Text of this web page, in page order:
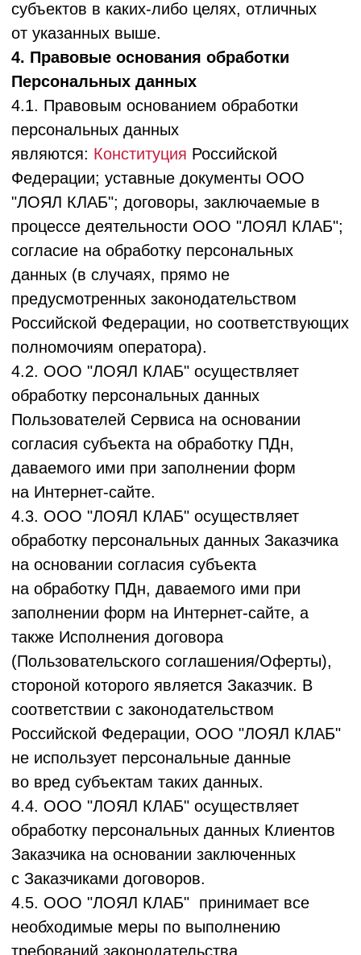
при невозможности устранения ООО "ЛОЯЛ
КЛАБ" допущенных нарушений
установленного законом порядка обработки
персональных данных, отзыве согласия
на обработку субъектом персональных
данных, если иное не предусмотрено
5.4. ООО "ЛОЯЛ КЛАБ" не раскрывает
третьим лицам и не распространяет
субъекта ПДн, если иное не предусмотрено
законодательством.
5.5. ООО "ЛОЯЛ КЛАБ" осуществляет
следующие действия с персональными
данными:
- в отношении ПДн клиентов Заказчика:
хранение, уточнение (обновление,
изменение), извлечение, использование,
передачу (предоставление доступа),
блокирование, удаление, уничтожение ПДн;
5.6. ООО "ЛОЯЛ КЛАБ" обеспечивает
конфиденциальность обрабатываемых
им персональных данных. Обеспечение
конфиденциальности не требуется
в отношении:
- персональных данных после
их обезличивания;
- персональных данных, разрешенных
субъектом персональных данных для
распространения;
- персональных данных, подлежащих
опубликованию или обязательному
раскрытию в соответствии с федеральными
законами.
5.7. Защита персональных данных,
обрабатываемых ООО "ЛОЯЛ КЛАБ",
обеспечивается реализацией правовых,
организационных и технических мер,
необходимых и достаточных для
обеспечения требований законодательства
в области защиты персональных данных.
5.8. Правовые меры включают в себя:
разработку локальных актов ООО "ЛОЯЛ
КЛАБ", реализующих требования
российского законодательства, в том числе
Политики, и размещение ее на интернет-
сайте ООО "ЛОЯЛ КЛАБ"; отказ
от обработки персональных данных, если
это не соответствует целям обработки ООО
"ЛОЯЛ КЛАБ".
в себя: назначение лица, ответственного
за организацию обработки персональных
данных и обеспечение безопасности